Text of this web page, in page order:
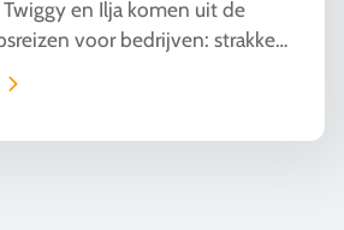
en Ilja komen uit de
voor bedrijven: strakke
klanten en duidelijke
ze kort voor te stellen. En